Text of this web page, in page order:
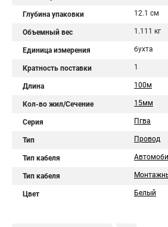
Глубина упаковки 12.1 см
Объемный вес 1.111 кг
Единица измерения бухта
Кратность поставки 1
Длина 100м
Кол-во жил/Сечение 15мм
Серия Пгва
Тип Провод
Тип кабеля
Тип кабеля
Цвет Белый